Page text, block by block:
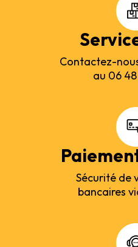
Contactez-
au 06 48
Sécurité de
bancaires